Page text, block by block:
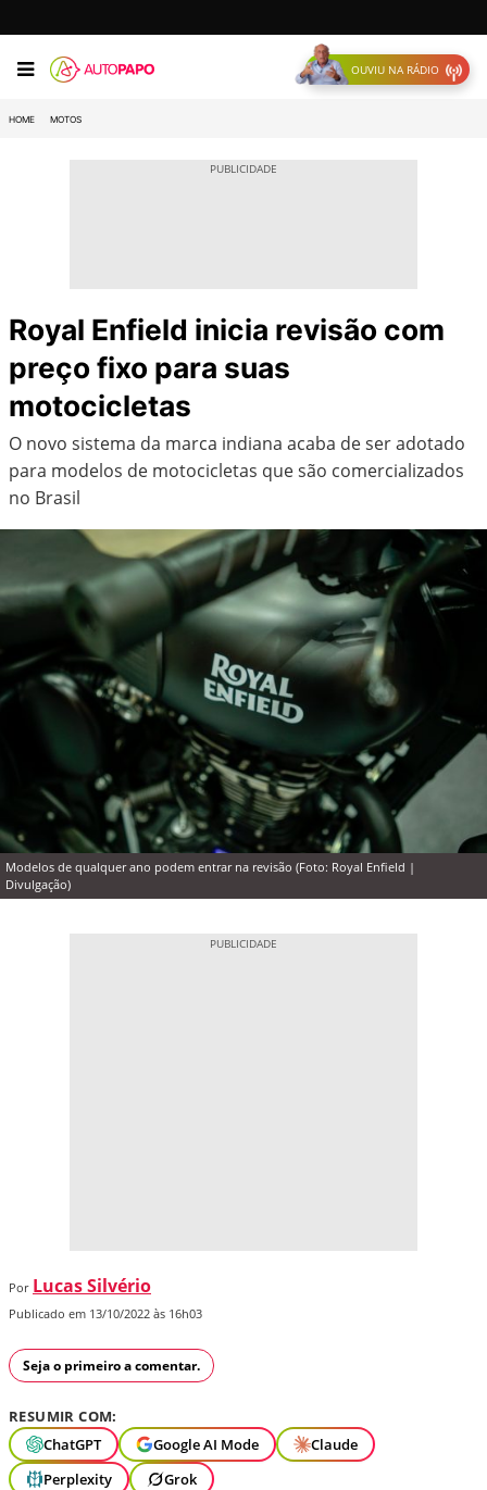
OUVIU NA RÁDIO
HOME MOTOS
Royal Enfield inicia revisão com
preço fixo para suas
motocicletas
O novo sistema da marca indiana acaba de ser adotado
para modelos de motocicletas que são comercializados
no Brasil
Modelos de qualquer ano podem entrar na revisão (Foto: Royal Enfield |
Divulgação)
Por Lucas Silvério
Publicado em 13/10/2022 às 16h03
Seja o primeiro a comentar.
RESUMIR COM:
ChatGPT
Google AI Mode
Claude
Perplexity
Grok